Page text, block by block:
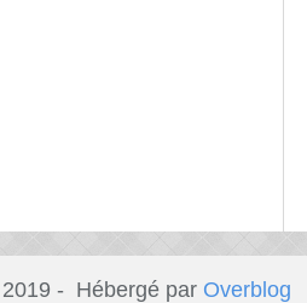
- Hébergé par Overblog